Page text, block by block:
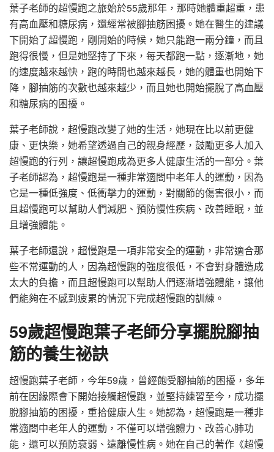
葉子老師的超慢跑之旅始於55歲那年，那時她體重超重，患
有高血壓和糖尿病，還經常被腳抽筋困擾。她在醫生的建議
下開始了超慢跑，剛開始的時候，她只能跑一兩分鐘，而且
跑得很慢，但是她堅持了下來，每天都跑一點，逐漸地，她
的速度越來越快，跑的時間也越來越長，她的體重也開始下
降，腳抽筋的次數也越來越少，而且她也開始擺脫了高血壓
和糖尿病的困擾。
葉子老師說，超慢跑改變了她的生活，她現在比以前更健
康、更快樂，她希望透過自己的親身經歷，鼓勵更多人加入
超慢跑的行列，讓超慢跑成為更多人健康生活的一部分。葉
子老師認為，超慢跑是一種非常適閤中老年人的運動，因為
它是一種低強度、低衝擊力的運動，對關節的傷害很小，而
且超慢跑可以幫助人們減肥、預防慢性疾病、改善睡眠，並
且增強體能。
葉子老師還說，超慢跑是一項非常安全的運動，非常適合那
些不常運動的人，因為超慢跑的強度很低，不會對身體造成
太大的負擔，而且超慢跑可以幫助人們逐漸增強體能，讓他
們能夠在不感到疲累的情況下完成超慢跑的訓練。
59歲超慢跑葉子老師分享擺脫腳抽
筋的養生祕訣
超慢跑葉子老師，今年59歲，曾經飽受腳抽筋的困擾，多年
前在因緣際會下開始接觸超慢跑，並堅持練習至今，成功擺
脫腳抽筋的困擾，重拾健康人生。她認為，超慢跑是一種非
常適閤中老年人的運動，不僅可以增強體力、改善心肺功
能，還可以預防衰弱、遠離慢性病。她在自己的著作《超慢